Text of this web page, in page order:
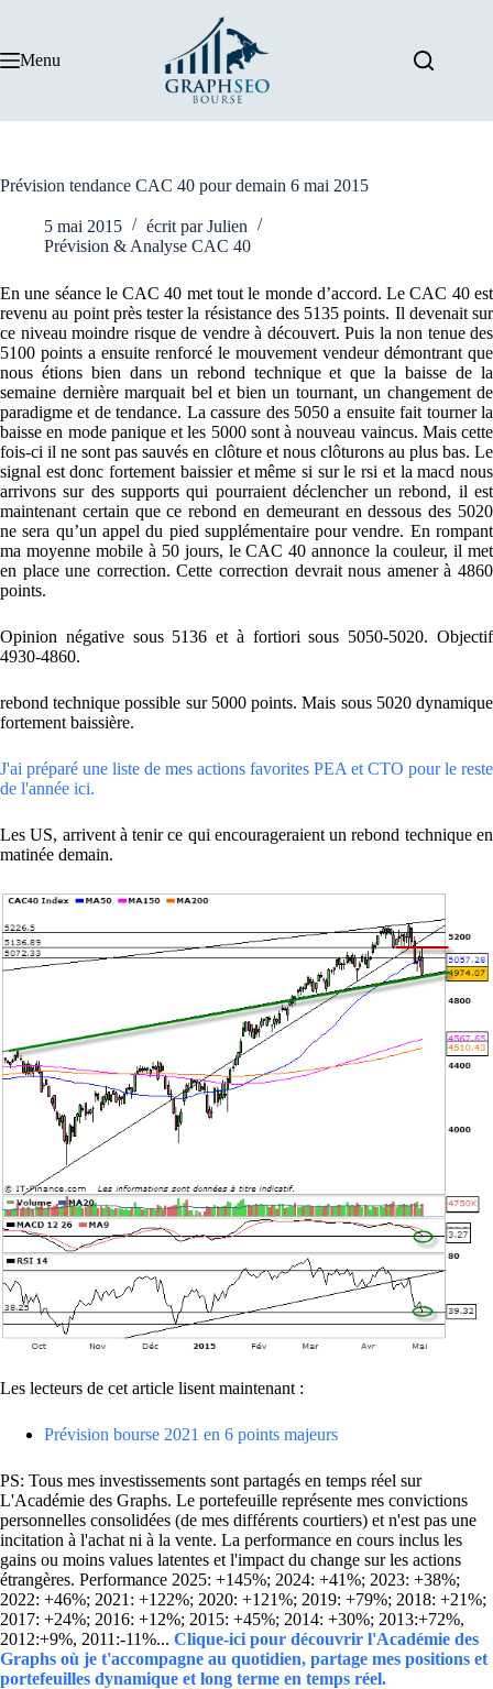
Menu
Prévision tendance CAC 40 pour demain 6 mai 2015
5 mai 2015 écrit par Julien
Prévision & Analyse CAC 40
En une séance le CAC 40 met tout le monde d’accord. Le CAC 40 est
revenu au point près tester la résistance des 5135 points. Il devenait sur
ce niveau moindre risque de vendre à découvert. Puis la non tenue des
5100 points a ensuite renforcé le mouvement vendeur démontrant que
nous étions bien dans un rebond technique et que la baisse de la
semaine dernière marquait bel et bien un tournant, un changement de
paradigme et de tendance. La cassure des 5050 a ensuite fait tourner la
baisse en mode panique et les 5000 sont à nouveau vaincus. Mais cette
fois-ci il ne sont pas sauvés en clôture et nous clôturons au plus bas. Le
signal est donc fortement baissier et même si sur le rsi et la macd nous
arrivons sur des supports qui pourraient déclencher un rebond, il est
maintenant certain que ce rebond en demeurant en dessous des 5020
ne sera qu’un appel du pied supplémentaire pour vendre. En rompant
ma moyenne mobile à 50 jours, le CAC 40 annonce la couleur, il met
en place une correction. Cette correction devrait nous amener à 4860
points.
Opinion négative sous 5136 et à fortiori sous 5050-5020. Objectif
4930-4860.
rebond technique possible sur 5000 points. Mais sous 5020 dynamique
fortement baissière.
J'ai préparé une liste de mes actions favorites PEA et CTO pour le reste
de l'année ici.
Les US, arrivent à tenir ce qui encourageraient un rebond technique en
matinée demain.
Les lecteurs de cet article lisent maintenant :
Prévision bourse 2021 en 6 points majeurs
PS: Tous mes investissements sont partagés en temps réel sur
L'Académie des Graphs. Le portefeuille représente mes convictions
personnelles consolidées (de mes différents courtiers) et n'est pas une
incitation à l'achat ni à la vente. La performance en cours inclus les
gains ou moins values latentes et l'impact du change sur les actions
étrangères. Performance 2025: +145%; 2024: +41%; 2023: +38%;
2022: +46%; 2021: +122%; 2020: +121%; 2019: +79%; 2018: +21%;
2017: +24%; 2016: +12%; 2015: +45%; 2014: +30%; 2013:+72%,
2012:+9%, 2011:-11%... Clique-ici pour découvrir l'Académie des
Graphs où je t'accompagne au quotidien, partage mes positions et
portefeuilles dynamique et long terme en temps réel.